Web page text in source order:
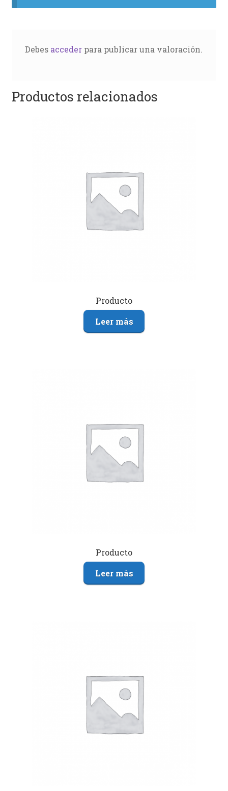
Debes accederpara publicar una valoración.
Productos relacionados
Producto
Leer más
Producto
Leer más